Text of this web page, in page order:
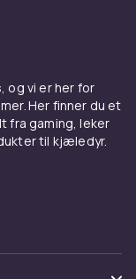
og vi er her for
Her finner du et
fra gaming, leker
til kjæledyr.